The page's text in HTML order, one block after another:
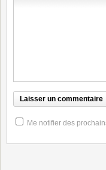
Me notifier des